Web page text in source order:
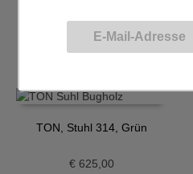
Gewebe
TON, Stuhl 314, Grün
€625,00